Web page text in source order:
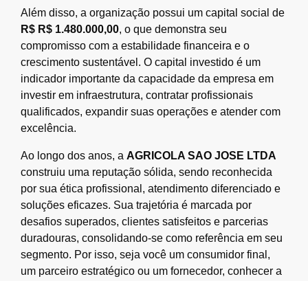
Além disso, a organização possui um capital social de
R$ R$ 1.480.000,00, o que demonstra seu
compromisso com a estabilidade financeira e o
crescimento sustentável. O capital investido é um
indicador importante da capacidade da empresa em
investir em infraestrutura, contratar profissionais
qualificados, expandir suas operações e atender com
excelência.
Ao longo dos anos, a AGRICOLA SAO JOSE LTDA
construiu uma reputação sólida, sendo reconhecida
por sua ética profissional, atendimento diferenciado e
soluções eficazes. Sua trajetória é marcada por
desafios superados, clientes satisfeitos e parcerias
duradouras, consolidando-se como referência em seu
segmento. Por isso, seja você um consumidor final,
um parceiro estratégico ou um fornecedor, conhecer a